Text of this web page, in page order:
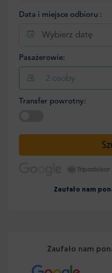
Data i miejsce odbioru :
Wybierz datę
Pasażerowie:
2 osoby
Transfer powrotny:
Zaufało nam
Zaufało nam